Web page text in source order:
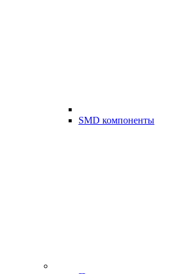
SMD компоненты